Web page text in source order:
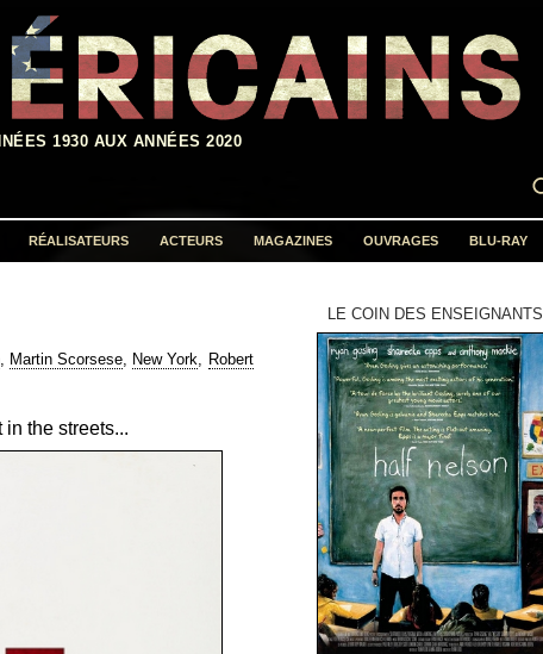
1930 AUX ANNÉES 2020
RÉALISATEURS ACTEURS MAGAZINES OUVRAGES BLU-RAY
, Martin Scorsese, New York, Robert
the streets...
LE COIN DES ENSEIGNANTS